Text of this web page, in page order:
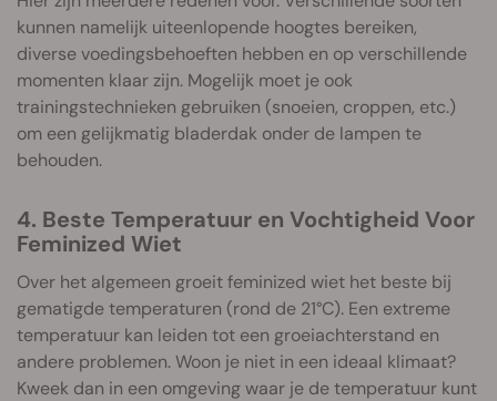
kunnen namelijk uiteenlopende hoogtes bereiken,
diverse voedingsbehoeften hebben en op verschillende
momenten klaar zijn. Mogelijk moet je ook
trainingstechnieken gebruiken (snoeien, croppen, etc.)
om een gelijkmatig bladerdak onder de lampen te
behouden.
4. Beste Temperatuur en Vochtigheid Voor
Feminized Wiet
Over het algemeen groeit feminized wiet het beste bij
gematigde temperaturen (rond de 21°C). Een extreme
temperatuur kan leiden tot een groeiachterstand en
andere problemen. Woon je niet in een ideaal klimaat?
Kweek dan in een omgeving waar je de temperatuur kunt